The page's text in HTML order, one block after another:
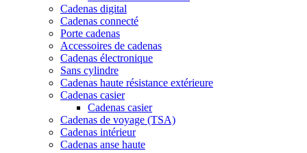
Cadenas digital
Cadenas connecté
Porte cadenas
Accessoires de cadenas
Cadenas électronique
Sans cylindre
Cadenas haute résistance extérieure
Cadenas casier
Cadenas casier
Cadenas de voyage (TSA)
Cadenas intérieur
Cadenas anse haute